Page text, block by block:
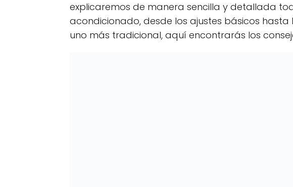
e
n
e
n
explicaremos de manera sencilla y detallada
acondicionado, desde los ajustes básicos
uno más tradicional, aquí encontrarás los